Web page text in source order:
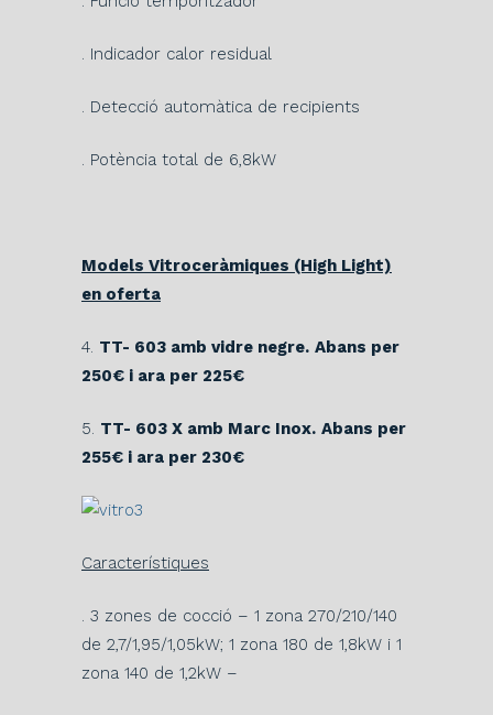
. Indicador calor residual
. Detecció automàtica de recipients
. Potència total de 6,8kW
Models Vitroceràmiques (High Light)
en oferta
4. TT- 603 amb vidre negre. Abans per
250€ i ara per 225€
5. TT- 603 X amb Marc Inox. Abans per
255€ i ara per 230€
Característiques
. 3 zones de cocció – 1 zona 270/210/140
de 2,7/1,95/1,05kW; 1 zona 180 de 1,8kW i 1
zona 140 de 1,2kW –